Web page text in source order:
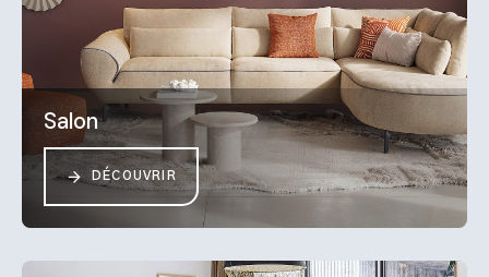
Salon
DÉCOUVRIR